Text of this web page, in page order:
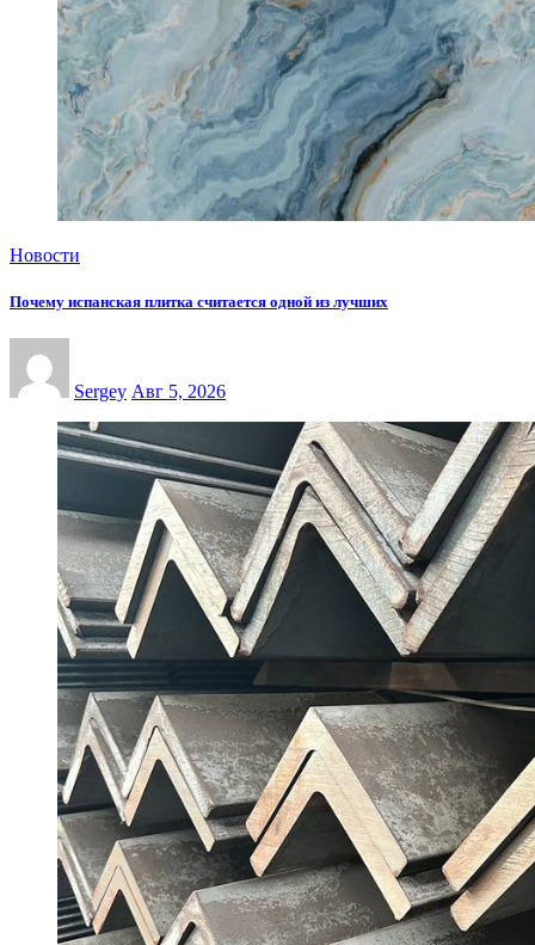
Новости
Почему испанская плитка считается одной из лучших
Sergey Авг 5, 2026